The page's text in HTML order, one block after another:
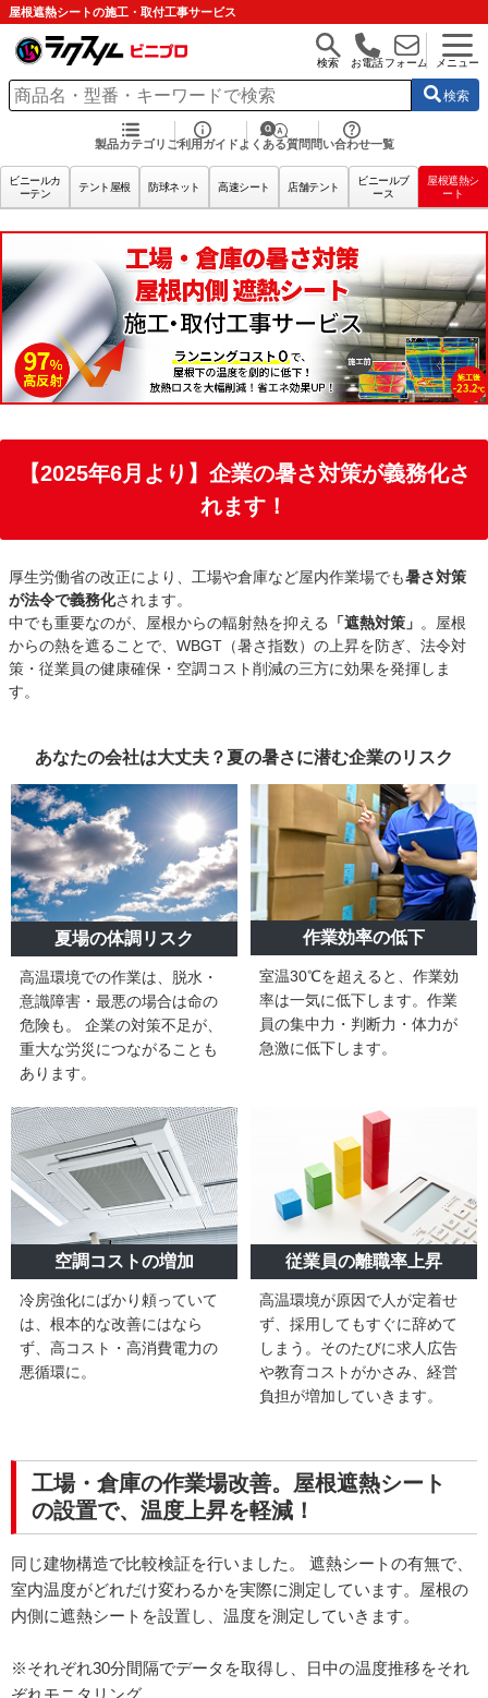
屋根遮熱シートの施工・取付工事サービス
検索 お電話フォーム メニュー
検索
製品カテゴリ ご利用ガイド よくある質問 問い合わせ一覧
ビニールカ
ーテン
テント屋根 防球ネット 高速シート 店舗テント
ビニールブ
ース
屋根遮熱シ
ート
【2025年6月より】企業の暑さ対策が義務化さ
れます！
厚生労働省の改正により、工場や倉庫など屋内作業場でも暑さ対策
が法令で義務化されます。
中でも重要なのが、屋根からの輻射熱を抑える
「遮熱対策」 。屋根
からの熱を遮ることで、WBGT（暑さ指数）の上昇を防ぎ、法令対
策・従業員の健康確保・空調コスト削減の三方に効果を発揮しま
す。
あなたの会社は大丈夫？夏の暑さに潜む企業のリスク
夏場の体調リスク
高温環境での作業は、脱水・
意識障害・最悪の場合は命の
危険も。 企業の対策不足が、
重大な労災につながることも
あります。
作業効率の低下
室温30℃を超えると、作業効
率は一気に低下します。作業
員の集中力・判断力・体力が
急激に低下します。
空調コストの増加
冷房強化にばかり頼っていて
は、根本的な改善にはなら
ず、高コスト・高消費電力の
悪循環に。
従業員の離職率上昇
高温環境が原因で人が定着せ
ず、採用してもすぐに辞めて
しまう。そのたびに求人広告
や教育コストがかさみ、経営
負担が増加していきます。
工場・倉庫の作業場改善。屋根遮熱シート
の設置で、温度上昇を軽減！
同じ建物構造で比較検証を行いました。 遮熱シートの有無で、
室内温度がどれだけ変わるかを実際に測定しています。屋根の
内側に遮熱シートを設置し、温度を測定していきます。
※それぞれ30分間隔でデータを取得し、日中の温度推移をそれ
ぞれモニタリング